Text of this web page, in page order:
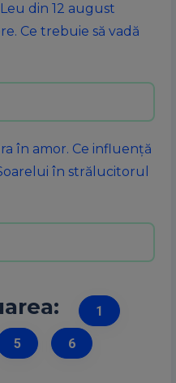
din 12 august
Ce trebuie să vadă
în amor. Ce influență
în strălucitorul
1
5 6